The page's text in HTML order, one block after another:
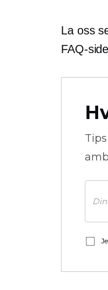
La oss
FAQ-